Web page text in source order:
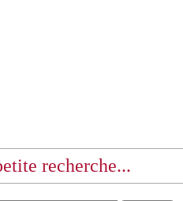
recherche...